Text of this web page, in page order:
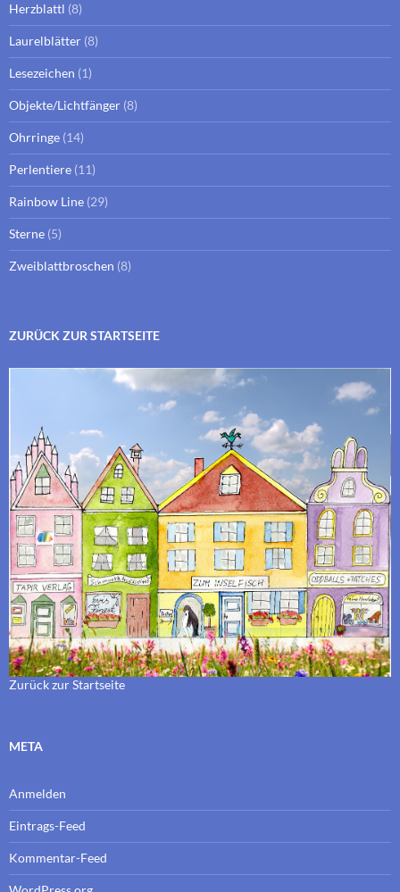
Herzblattl (8)
Laurelblätter (8)
Lesezeichen (1)
Objekte/Lichtfänger (8)
Ohrringe (14)
Perlentiere (11)
Rainbow Line (29)
Sterne (5)
Zweiblattbroschen (8)
ZURÜCK ZUR STARTSEITE
Zurück zur Startseite
META
Anmelden
Eintrags-Feed
Kommentar-Feed